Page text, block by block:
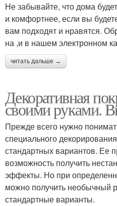
Не забывайте, что дома
и комфортнее, если вы
вам подходят и нравятся.
на ,и в нашем электронном
читать дальше →
Декоративная
своими руками.
Прежде всего нужно
специального
стандартных вариантов. Ее
возможность получить
эффекты. Но при
можно получить необычный
стандартные варианты.